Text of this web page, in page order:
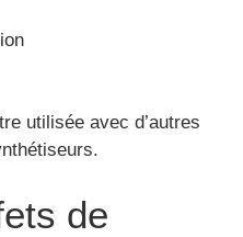
utilisée avec d’autres
de